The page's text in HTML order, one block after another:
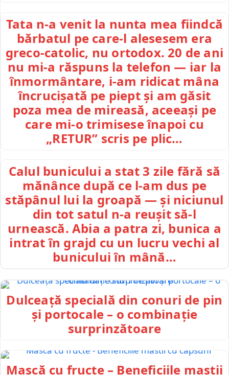
Tata n-a venit la nunta mea fiindcă
bărbatul pe care-l alesesem era
greco-catolic, nu ortodox. 20 de ani
nu mi-a răspuns la telefon — iar la
înmormântare, i-am ridicat mâna
încrucișată pe piept și am găsit
poza mea de mireasă, aceeași pe
care mi-o trimisese înapoi cu
„RETUR” scris pe plic…
Calul bunicului a stat 3 zile fără să
mănânce după ce l-am dus pe
stăpânul lui la groapă — și niciunul
din tot satul n-a reușit să-l
urnească. Abia a patra zi, bunica a
intrat în grajd cu un lucru vechi al
bunicului în mână…
Dulceață specială din conuri de pin
și portocale – o combinație
surprinzătoare
Mască cu fructe – Beneficiile mastii